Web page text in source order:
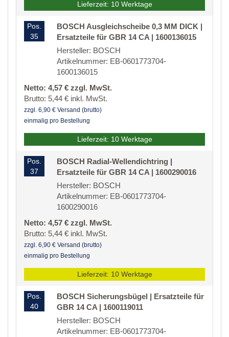
Lieferzeit: 10 Werktage
Pos.
35
BOSCH Ausgleichscheibe 0,3 MM DICK |
Ersatzteile für GBR 14 CA | 1600136015
Hersteller: BOSCH
Artikelnummer: EB-0601773704-
1600136015
Netto: 4,57 € zzgl. MwSt.
Brutto: 5,44 € inkl. MwSt.
zzgl. 6,90 € Versand (brutto)
einmalig pro Bestellung
Lieferzeit: 10 Werktage
Pos.
37
BOSCH Radial-Wellendichtring |
Ersatzteile für GBR 14 CA | 1600290016
Hersteller: BOSCH
Artikelnummer: EB-0601773704-
1600290016
Netto: 4,57 € zzgl. MwSt.
Brutto: 5,44 € inkl. MwSt.
zzgl. 6,90 € Versand (brutto)
einmalig pro Bestellung
Lieferzeit: 10 Werktage
Pos.
40
BOSCH Sicherungsbügel | Ersatzteile für
GBR 14 CA | 1600119011
Hersteller: BOSCH
Artikelnummer: EB-0601773704-